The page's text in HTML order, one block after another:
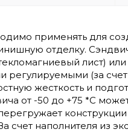
применять для
отделку.
лист)
регулируемыми (за
жесткость и
от -50 до +75 *С
счет наполнителя из